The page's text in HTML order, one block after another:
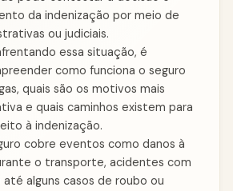
da indenização por meio de
ou judiciais.
essa situação, é
como funciona o seguro
quais são os motivos mais
e quais caminhos existem para
à indenização.
cobre eventos como danos à
o transporte, acidentes com
alguns casos de roubo ou